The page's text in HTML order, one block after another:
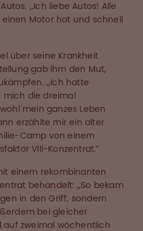
,,Ich liebe Autos! Alle
Motor hat und schnell
über seine Krankheit
gab ihm den Mut,
,,Ich hatte
mich die dreimal
mein ganzes Leben
erzählte mir ein alter
Camp von einem
VIII-Konzentrat.“
einem rekombinanten
behandelt: ,,So bekam
in den Griff, sondern
bei gleicher
auf zweimal wöchentlich